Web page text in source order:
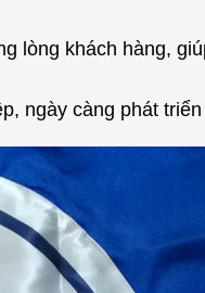
lòng khách hàng,
ngày càng phát